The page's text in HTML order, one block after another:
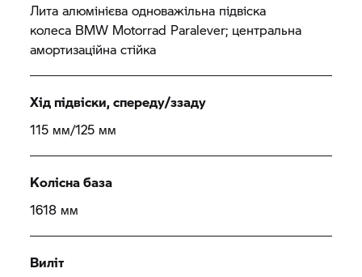
Лита алюмінієва одноважільна підвіска
колеса BMW Motorrad Paralever; центральна
амортизаційна стійка
Хід підвіски, спереду/ззаду
115 мм/125 мм
Колісна база
1618 мм
Виліт